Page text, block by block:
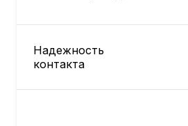
Надежность
контакта